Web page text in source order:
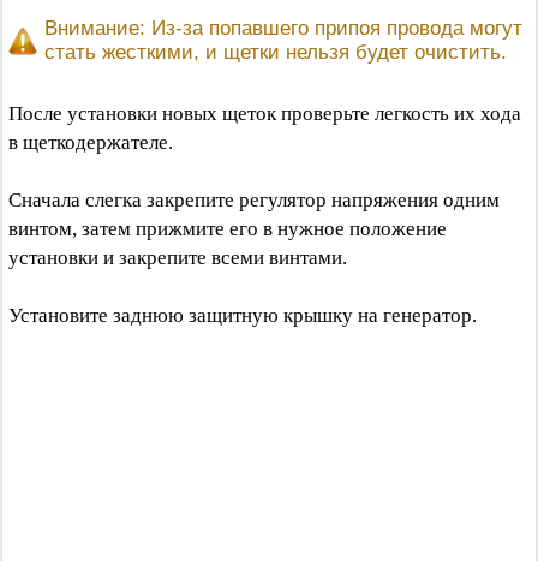
Внимание: Из-за попавшего припоя провода могут
стать жесткими, и щетки нельзя будет очистить.
После установки новых щеток проверьте легкость их хода
в щеткодержателе.
Сначала слегка закрепите регулятор напряжения одним
винтом, затем прижмите его в нужное положение
установки и закрепите всеми винтами.
Установите заднюю защитную крышку на генератор.